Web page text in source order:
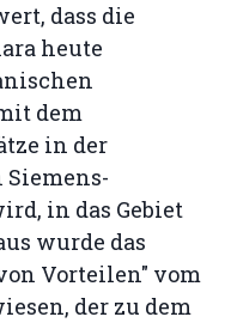
dass die
heute
dem
in der
in das Gebiet
wurde das
Vorteilen" vom
der zu dem